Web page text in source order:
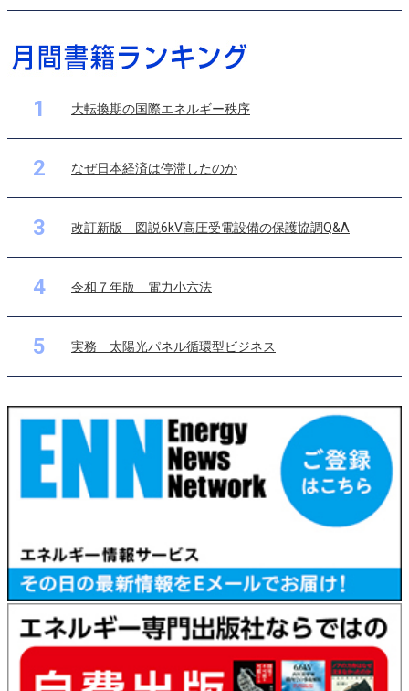
1 大転換期の国際エネルギー秩序
2 なぜ日本経済は停滞したのか
3 改訂新版 図説6kV高圧受電設備の保護協調Q&A
4 令和７年版 電力小六法
5 実務 太陽光パネル循環型ビジネス